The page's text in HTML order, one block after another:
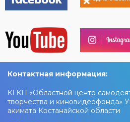
Контактная информация:
КГКП «Областной центр
творчества и киновидеофонда»
акимата Костанайской области